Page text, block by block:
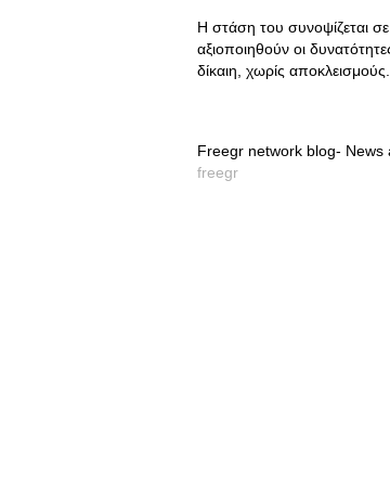
Η στάση του συνοψίζεται
αξιοποιηθούν οι
δίκαιη, χωρίς αποκλεισμούς.
Freegr network blog- News
freegr